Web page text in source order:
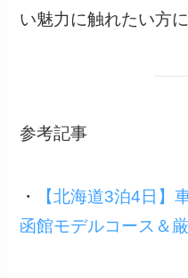
い魅力に触れたい方
参考記事
・
【北海道3泊4日】
函館モデルコース＆